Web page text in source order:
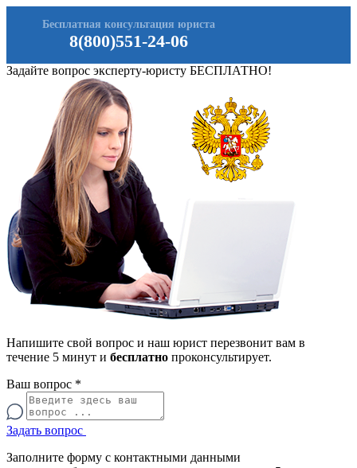
8(800)551-24-06
Бесплатная консультация юриста
Задайте вопрос эксперту-юристу БЕСПЛАТНО!
Напишите свой вопрос и наш юрист перезвонит вам в
течение 5 минут и бесплатно проконсультирует.
Ваш вопрос *
Задать вопрос
Заполните форму с контактными данными